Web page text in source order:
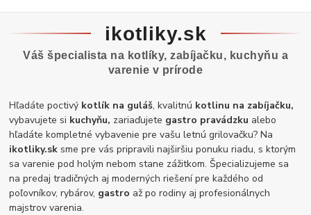
ikotliky.sk
Váš špecialista na kotlíky, zabíjačku, kuchyňu a
varenie v prírode
Hľadáte poctivý kotlík na guláš, kvalitnú kotlinu na zabíjačku,
vybavujete si kuchyňu, zariaďujete gastro pravádzku alebo
hľadáte kompletné vybavenie pre vašu letnú grilovačku? Na
ikotliky.sk sme pre vás pripravili najširšiu ponuku riadu, s ktorým
sa varenie pod holým nebom stane zážitkom. Špecializujeme sa
na predaj tradičných aj moderných riešení pre každého od
poľovníkov, rybárov, gastro až po rodiny aj profesionálnych
majstrov varenia.